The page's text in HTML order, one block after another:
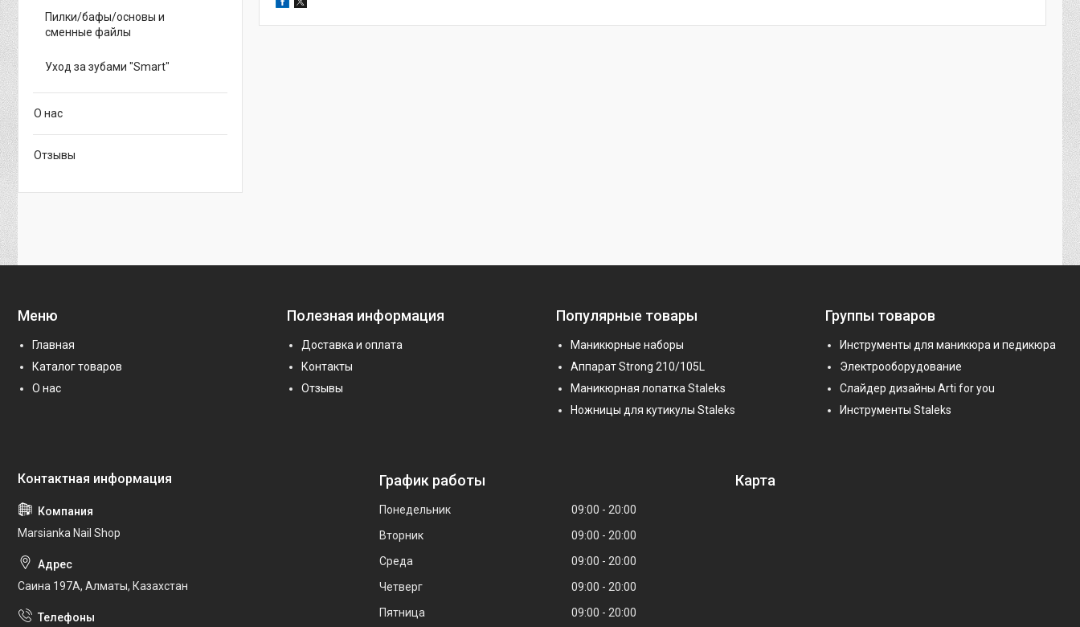
Пилки/бафы/основы и
сменные файлы
Уход за зубами "Smart"
О нас
Отзывы
Меню
Главная
Каталог товаров
О нас
Полезная информация
Доставка и оплата
Контакты
Отзывы
Популярные товары
Маникюрные наборы
Аппарат Strong 210/105L
Маникюрная лопатка Staleks
Ножницы для кутикулы Staleks
Группы товаров
Инструменты для маникюра и педикюра
Электрооборудование
Слайдер дизайны Arti for you
Инструменты Staleks
Marsianka Nail Shop
Саина 197А, Алматы, Казахстан
График работы
Понедельник 09:00
20:00
Вторник
09:00
20:00
Среда
09:00
20:00
Четверг
09:00
20:00
Пятница
09:00 20:00
Карта